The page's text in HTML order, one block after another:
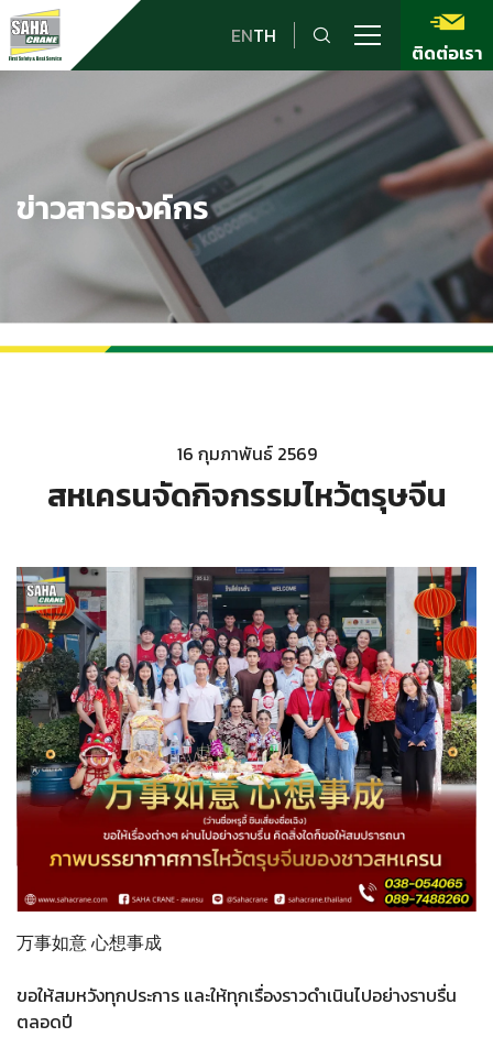
ENTH
ติดต่อเรา
ข่าวสารองค์กร
16 กุมภาพันธ์ 2569
สหเครนจัดกิจกรรมไหว้ตรุษจีน
万事如意 心想事成
ขอให้สมหวังทุกประการ และให้ทุกเรื่องราวดำเนินไปอย่างราบรื่น
ตลอดปี